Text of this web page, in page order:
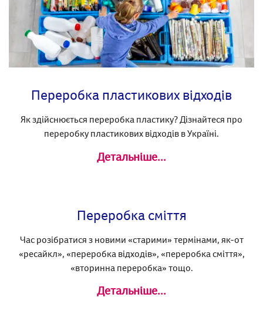
Переробка пластикових відходів
Як здійснюється переробка пластику? Дізнайтеся про
переробку пластикових відходів в Україні.
Детальніше...
Переробка сміття
Час розібратися з новими «старими» термінами, як-от
«ресайкл», «переробка відходів», «переробка сміття»,
«вторинна переробка» тощо.
Детальніше...